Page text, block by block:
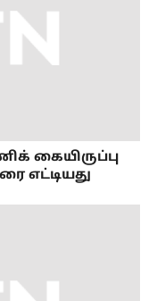
கையிருப்பு
எட்டியது